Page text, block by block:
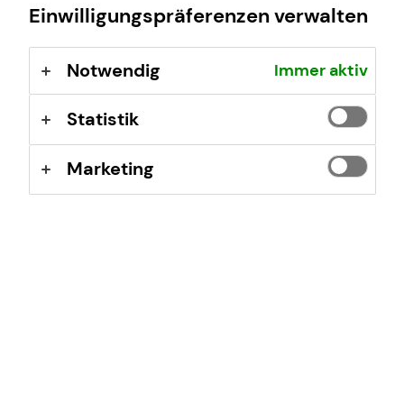
Ich habe die Informationen zumDatenschutz
gelesen
und bin damit einverstanden.
Ich bin damit einverstanden, dass mich tecis bzw.
selbstständige Vertriebspartner von tecis aufgrund
meiner obigen Anfrage kontaktieren dürfen. Diese
Fax, E-Mail) ohne Angaben von Gründen bei der
Firma tecis Finanzdienstleistungen AG, Alter
Einwilligungspräferenzen verwalten
Notwendig Immer aktiv
Statistik
Marketing